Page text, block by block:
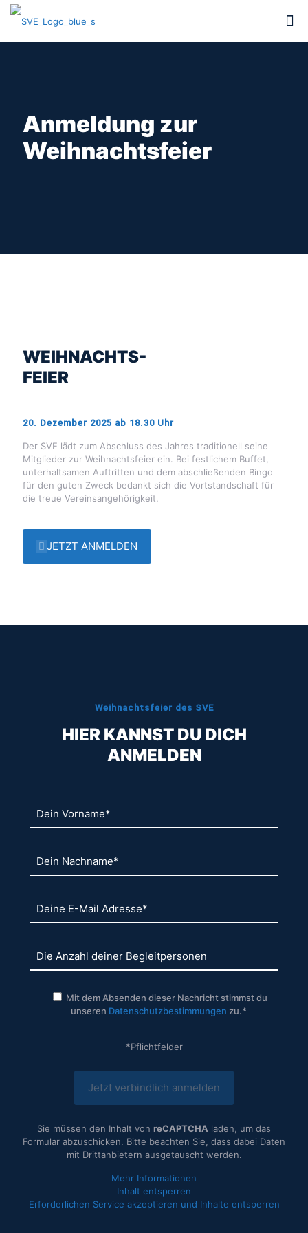
Anmeldung zur
Weihnachtsfeier
WEIHNACHTS-
FEIER
20. Dezember 2025 ab 18.30 Uhr
Der SVE lädt zum Abschluss des Jahres traditionell seine
Mitglieder zur Weihnachtsfeier ein. Bei festlichem Buffet,
unterhaltsamen Auftritten und dem abschließenden Bingo
für den guten Zweck bedankt sich die Vortstandschaft für
die treue Vereinsangehörigkeit.
JETZT ANMELDEN
Weihnachtsfeier des SVE
HIER KANNST DU DICH
ANMELDEN
Mit dem Absenden dieser Nachricht stimmst du
unseren Datenschutzbestimmungen zu.*
*Pflichtfelder
Sie müssen den Inhalt von reCAPTCHA laden, um das
Formular abzuschicken. Bitte beachten Sie, dass dabei Daten
mit Drittanbietern ausgetauscht werden.
Mehr Informationen
Inhalt entsperren
Erforderlichen Service akzeptieren und Inhalte entsperren